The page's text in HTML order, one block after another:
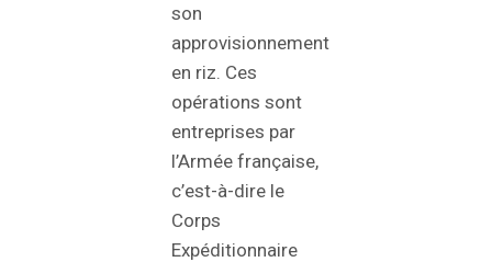
son
approvisionnement
en riz. Ces
opérations sont
entreprises par
l’Armée française,
c’est-à-dire le
Corps
Expéditionnaire